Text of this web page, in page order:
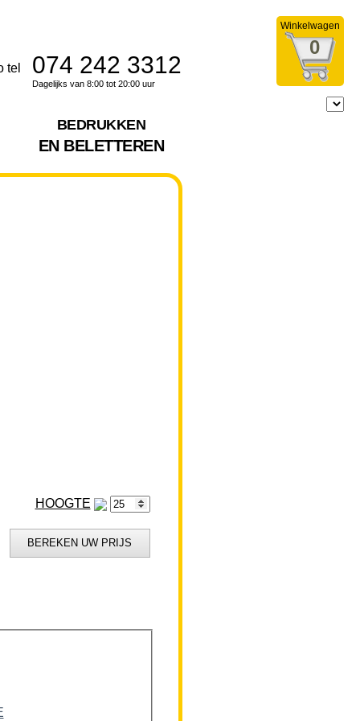
Winkelwagen
0
074 242 3312
Dagelijks van 8:00 tot 20:00 uur
BEDRUKKEN
EN BELETTEREN
HOOGTE